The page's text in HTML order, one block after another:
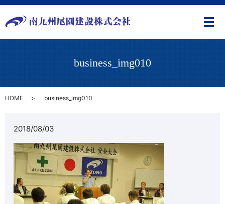
メ
business_img010
HOME business_img010
2018/08/03